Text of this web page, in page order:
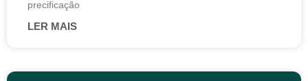
precificação
LER MAIS